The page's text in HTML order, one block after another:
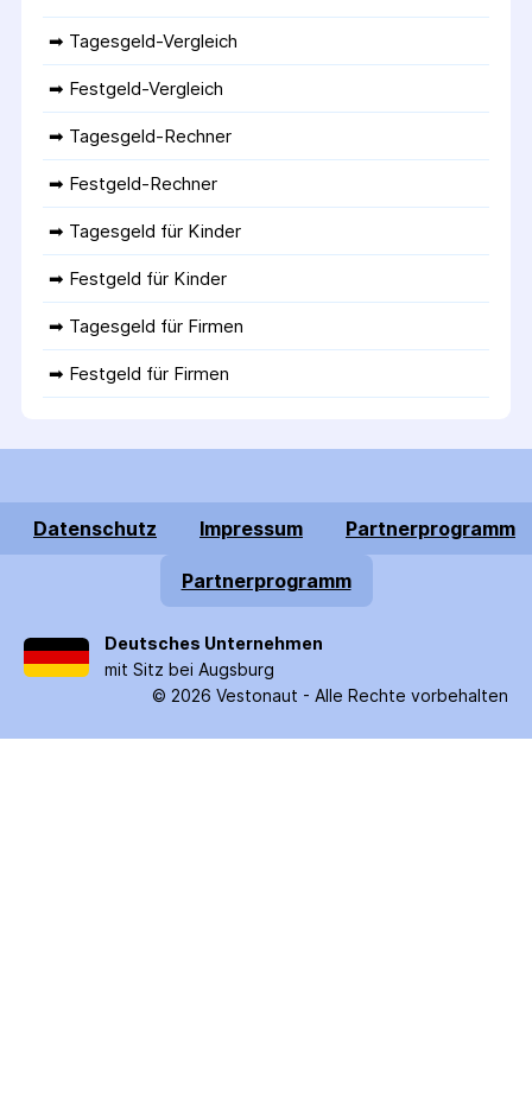
➡ Tagesgeld-Vergleich
➡ Festgeld-Vergleich
➡ Tagesgeld-Rechner
➡ Festgeld-Rechner
➡ Tagesgeld für Kinder
➡ Festgeld für Kinder
➡ Tagesgeld für Firmen
➡ Festgeld für Firmen
Datenschutz Impressum Partnerprogramm
Partnerprogramm
Deutsches Unternehmen
mit Sitz bei Augsburg
© 2026 Vestonaut - Alle Rechte vorbehalten